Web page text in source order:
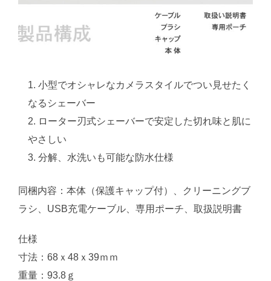
小型でオシャレなカメラスタイルでつい見せたく
なるシェーバー
ローター刃式シェーバーで安定した切れ味と肌に
やさしい
分解、水洗いも可能な防水仕様
同梱内容：本体（保護キャップ付）、クリーニングブ
ラシ、USB充電ケーブル、専用ポーチ、取扱説明書
仕様
寸法：68ｘ48ｘ39ｍｍ
重量：93.8ｇ